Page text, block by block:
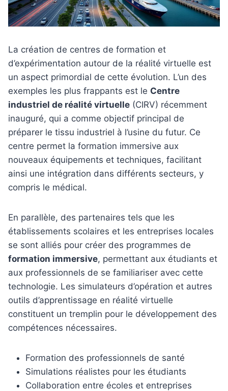
La création de centres de formation et
d’expérimentation autour de la réalité virtuelle est
un aspect primordial de cette évolution. L’un des
exemples les plus frappants est le Centre
industriel de réalité virtuelle (CIRV) récemment
inauguré, qui a comme objectif principal de
préparer le tissu industriel à l’usine du futur. Ce
centre permet la formation immersive aux
nouveaux équipements et techniques, facilitant
ainsi une intégration dans différents secteurs, y
compris le médical.
En parallèle, des partenaires tels que les
établissements scolaires et les entreprises locales
se sont alliés pour créer des programmes de
formation immersive, permettant aux étudiants et
aux professionnels de se familiariser avec cette
technologie. Les simulateurs d’opération et autres
outils d’apprentissage en réalité virtuelle
constituent un tremplin pour le développement des
compétences nécessaires.
Formation des professionnels de santé
Simulations réalistes pour les étudiants
Collaboration entre écoles et entreprises